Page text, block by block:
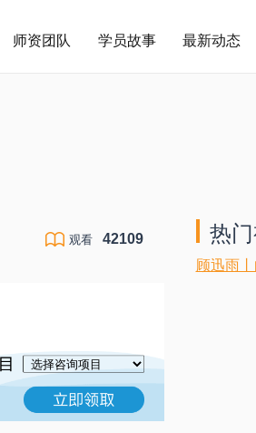
师资团队 学员故事 最新动态
观看 42109 热
顾迅雨